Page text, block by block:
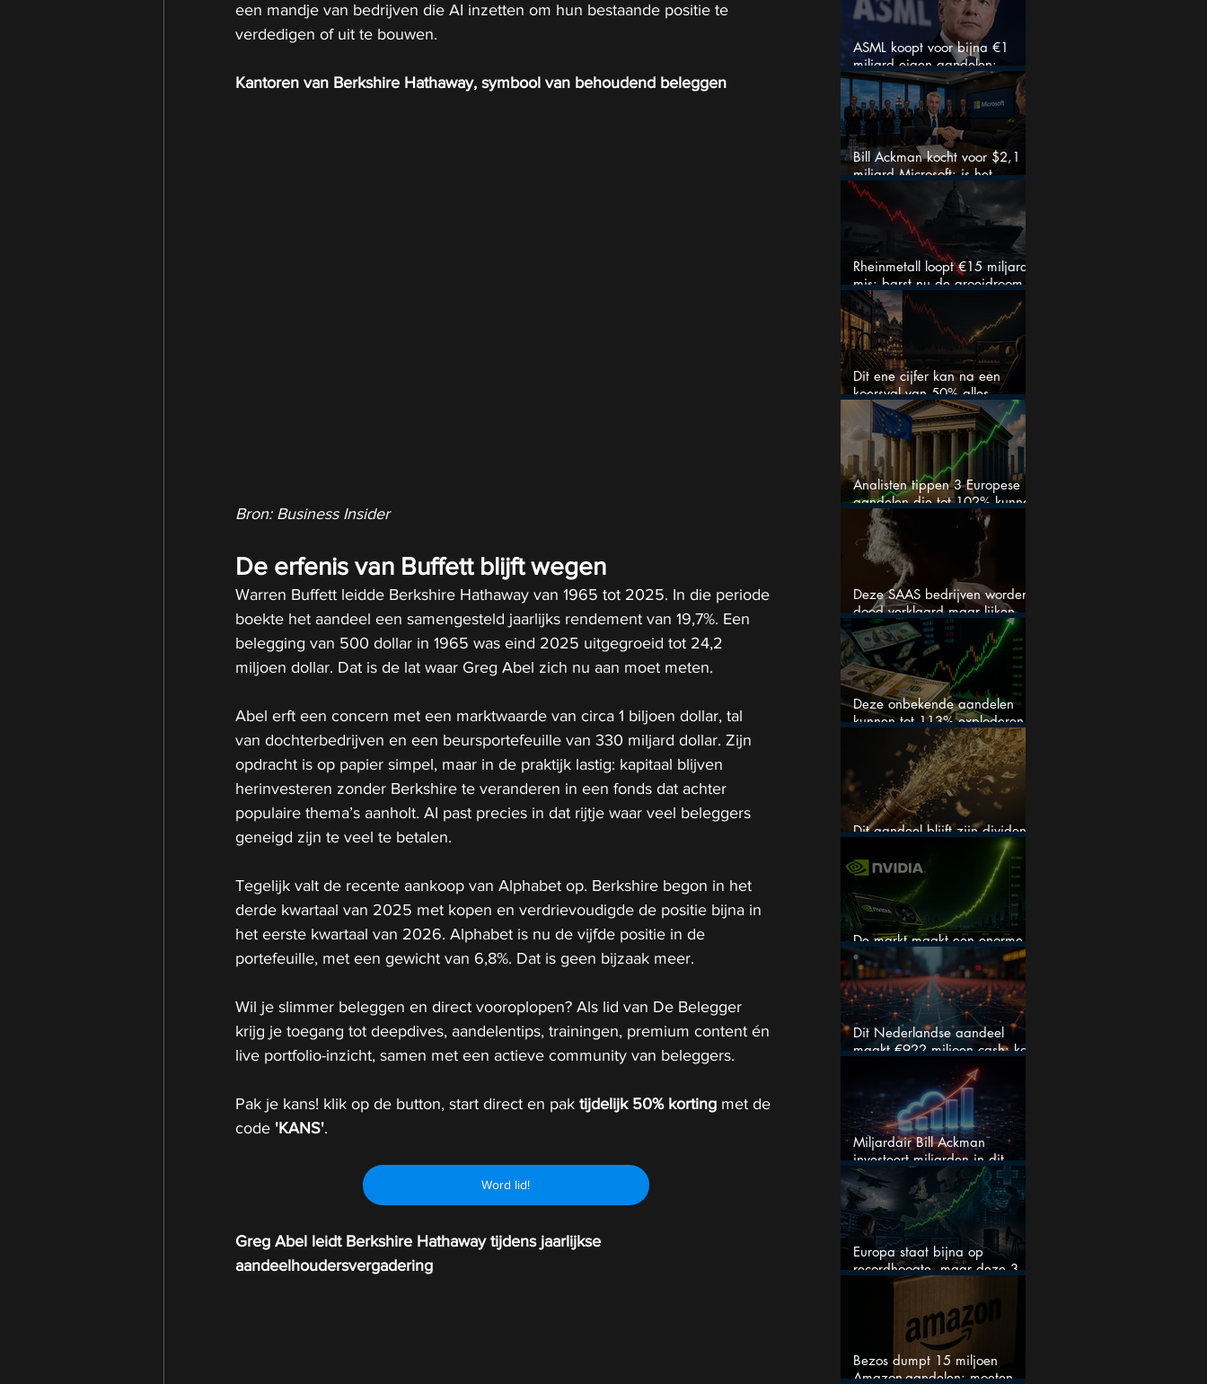
een mandje van bedrijven die AI inzetten om hun bestaande positie te
verdedigen of uit te bouwen.
Kantoren van Berkshire Hathaway, symbool van behoudend beleggen
Bron: Business Insider
De erfenis van Buffett blijft wegen
Warren Buffett leidde Berkshire Hathaway van 1965 tot 2025. In die periode
boekte het aandeel een samengesteld jaarlijks rendement van 19,7%. Een
belegging van 500 dollar in 1965 was eind 2025 uitgegroeid tot 24,2
miljoen dollar. Dat is de lat waar Greg Abel zich nu aan moet meten.
Abel erft een concern met een marktwaarde van circa 1 biljoen dollar, tal
van dochterbedrijven en een beursportefeuille van 330 miljard dollar. Zijn
opdracht is op papier simpel, maar in de praktijk lastig: kapitaal blijven
herinvesteren zonder Berkshire te veranderen in een fonds dat achter
populaire thema’s aanholt. AI past precies in dat rijtje waar veel beleggers
geneigd zijn te veel te betalen.
Tegelijk valt de recente aankoop van Alphabet op. Berkshire begon in het
derde kwartaal van 2025 met kopen en verdrievoudigde de positie bijna in
het eerste kwartaal van 2026. Alphabet is nu de vijfde positie in de
portefeuille, met een gewicht van 6,8%. Dat is geen bijzaak meer.
Wil je slimmer beleggen en direct vooroplopen? Als lid van De Belegger
krijg je toegang tot deepdives, aandelentips, trainingen, premium content én
live portfolio-inzicht, samen met een actieve community van beleggers.
Pak je kans! klik op de button, start direct en pak tijdelijk 50% korting met de
code 'KANS'.
Word lid!
Greg Abel leidt Berkshire Hathaway tijdens jaarlijkse
aandeelhoudersvergadering
ASML koopt voor bijna €1
miljard eigen aandelen:
slimme zet of dure timing?
Bill Ackman kocht voor $2,1
miljard Microsoft: is het
aandeel na de koerssprong
nog aantrekkelijk?
Rheinmetall loopt €15 miljard
mis: barst nu de groeidroom
van het defensiebedrijf?
Dit ene cijfer kan na een
koersval van 50% alles
veranderen
Analisten tippen 3 Europese
aandelen die tot 102% kunnen
stijgen
Deze SAAS bedrijven worden
dood verklaard maar lijken
springlevend
Deze onbekende aandelen
kunnen tot 113% exploderen
(één springt eruit)
Dit aandeel blijft zijn dividend
verhogen, wat er ook gebeurt
De markt maakt een enorme
fout bij Nvidia
Dit Nederlandse aandeel
maakt €922 miljoen cash: kan
dit dividendaandeel blijven
Miljardair Bill Ackman
investeert miljarden in dit
techaandeel
Europa staat bijna op
recordhoogte, maar deze 3
sectoren vallen nu op
Bezos dumpt 15 miljoen
Amazon-aandelen: moeten